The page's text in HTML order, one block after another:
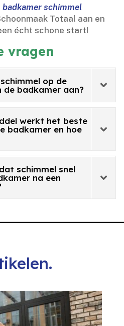
schimmel
Totaal aan en
écht schone start!
vragen
op de
de badkamer aan?
werkt het beste
badkamer en hoe
schimmel snel
na een